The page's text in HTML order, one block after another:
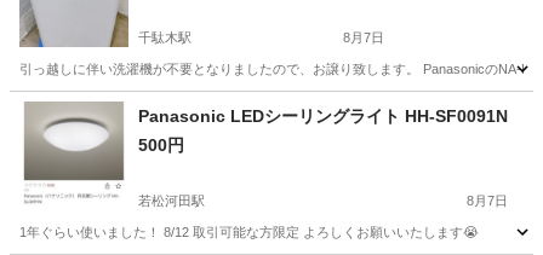
千駄木駅 8月7日
引っ越しに伴い洗濯機が不要となりましたので、お譲り致します。 PanasonicのNA-
東京 文京区 Panasonic
Panasonic LEDシーリングライト HH-SF0091N
500円
若松河田駅 8月7日
1年ぐらい使いました！ 8/12 取引可能な方限定 よろしくお願いいたします😭